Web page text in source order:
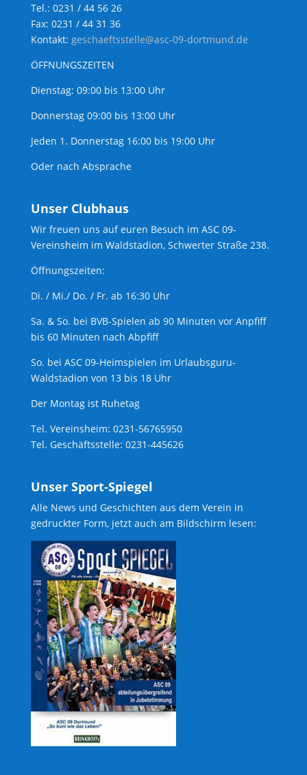
Tel.: 0231 / 44 56 26
Fax: 0231 / 44 31 36
Kontakt: geschaeftsstelle@asc-09-dortmund.de
ÖFFNUNGSZEITEN
Dienstag: 09:00 bis 13:00 Uhr
Donnerstag 09:00 bis 13:00 Uhr
Jeden 1. Donnerstag 16:00 bis 19:00 Uhr
Oder nach Absprache
Unser Clubhaus
Wir freuen uns auf euren Besuch im ASC 09-
Vereinsheim im Waldstadion, Schwerter Straße 238.
Öffnungszeiten:
Di. / Mi./ Do. / Fr. ab 16:30 Uhr
Sa. & So. bei BVB-Spielen ab 90 Minuten vor Anpfiff
bis 60 Minuten nach Abpfiff
So. bei ASC 09-Heimspielen im Urlaubsguru-
Waldstadion von 13 bis 18 Uhr
Der Montag ist Ruhetag
Tel. Vereinsheim: 0231-56765950
Tel. Geschäftsstelle: 0231-445626
Unser Sport-Spiegel
Alle News und Geschichten aus dem Verein in
gedruckter Form, jetzt auch am Bildschirm lesen: